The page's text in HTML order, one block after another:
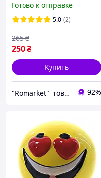
копилка для дома копилка
для детей календарь
Готово к отправке
5.0 (2)
250₴
265 ₴
Купить
"Romarket": товары для домашнего уюта! 92%